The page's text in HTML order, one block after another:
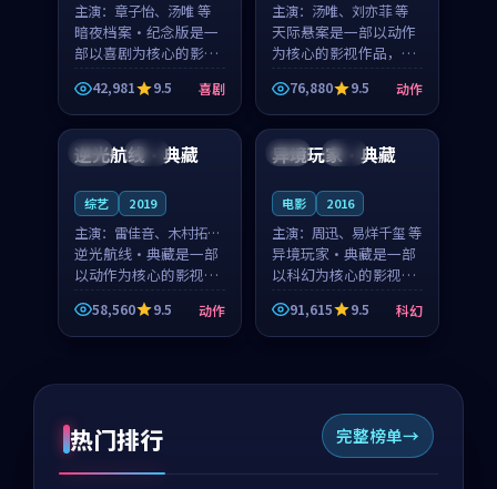
主演： 章子怡、汤唯 等
暗夜档案·纪念版是一
部以喜剧为核心的影视
作品，围绕危机、反转
与人物成长展开，整体
节奏紧凑，值得推荐观
看。
42,981 9.5 喜剧
主演： 汤唯、刘亦菲 等
天际悬案是一部以动作
为核心的影视作品，围
绕危机、反转与人物成
长展开，整体节奏紧
凑，值得推荐观看。
76,880 9.5 动作
日本 杜比
逆光航线·典藏
综艺 2019
主演： 雷佳音、木村拓哉
等
逆光航线·典藏是一部
以动作为核心的影视作
品，围绕危机、反转与
人物成长展开，整体节
奏紧凑，值得推荐观
58,560 9.5 动作
日本 完结
异境玩家·典藏
电影 2016
主演： 周迅、易烊千玺 等
异境玩家·典藏是一部
以科幻为核心的影视作
品，围绕危机、反转与
人物成长展开，整体节
奏紧凑，值得推荐观
91,615 9.5 科幻
热门排行 完整榜单
99:22 99:18